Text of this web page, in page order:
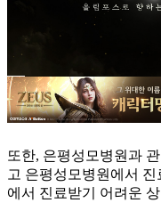
또한, 은평성모병원과
고 은평성모병원에서
에서 진료받기 어려운